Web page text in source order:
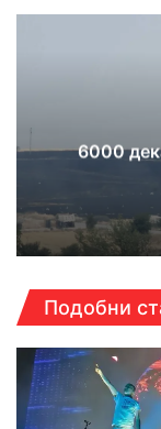
6000
Подобни